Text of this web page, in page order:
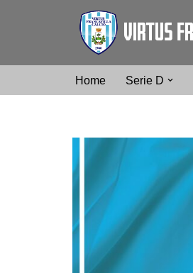
Home Serie D